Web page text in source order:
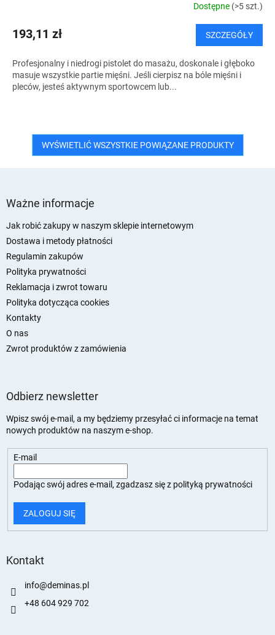
Dostępne (>5 szt.)
193,11 zł SZCZEGÓŁY
Profesjonalny i niedrogi pistolet do masażu, doskonale i głęboko
masuje wszystkie partie mięśni. Jeśli cierpisz na bóle mięśni i
pleców, jesteś aktywnym sportowcem lub...
WYŚWIETLIĆ WSZYSTKIE POWIĄZANE PRODUKTY
Ważne informacje
Jak robić zakupy w naszym sklepie internetowym
Dostawa i metody płatności
Regulamin zakupów
Polityka prywatności
Reklamacja i zwrot towaru
Polityka dotycząca cookies
Kontakty
O nas
Zwrot produktów z zamówienia
Odbierz newsletter
Wpisz swój e-mail, a my będziemy przesyłać ci informacje na temat
nowych produktów na naszym e-shop.
E-mail
Podając swój adres e-mail, zgadzasz się z polityką prywatności
ZALOGUJ SIĘ
Kontakt
info@deminas.pl
+48 604 929 702